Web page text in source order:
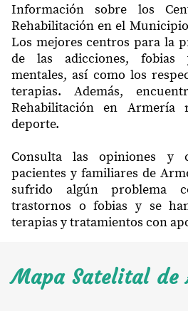
Información sobre los
Rehabilitación en el
Los mejores centros para la
de las adicciones, fobias
mentales, así como los
terapias. Además,
Rehabilitación en Armería
deporte.
Consulta las opiniones y
pacientes y familiares de
sufrido algún problema
trastornos o fobias y se
terapias y tratamientos con
Mapa Satelital de